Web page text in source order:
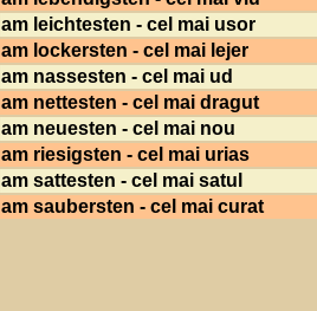
am leichtesten - cel mai usor
am lockersten - cel mai lejer
am nassesten - cel mai ud
am nettesten - cel mai dragut
am neuesten - cel mai nou
am riesigsten - cel mai urias
am sattesten - cel mai satul
am saubersten - cel mai curat